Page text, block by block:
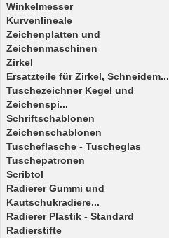
Winkelmesser
Kurvenlineale
Zeichenplatten und
Zeichenmaschinen
Zirkel
Ersatzteile für Zirkel, Schneidem...
Tuschezeichner Kegel und
Zeichenspi...
Schriftschablonen
Zeichenschablonen
Tuscheflasche - Tuscheglas
Tuschepatronen
Scribtol
Radierer Gummi und
Kautschukradiere...
Radierer Plastik - Standard
Radierstifte